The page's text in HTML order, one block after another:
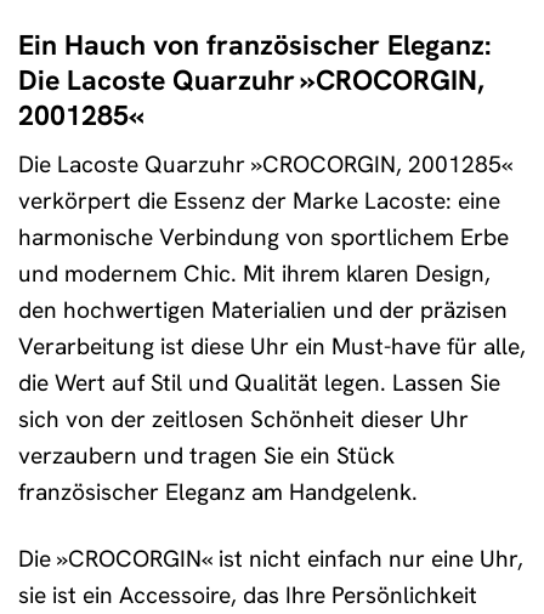
Ein Hauch von französischer Eleganz:
Die Lacoste Quarzuhr »CROCORGIN,
2001285«
Die Lacoste Quarzuhr »CROCORGIN, 2001285«
verkörpert die Essenz der Marke Lacoste: eine
harmonische Verbindung von sportlichem Erbe
und modernem Chic. Mit ihrem klaren Design,
den hochwertigen Materialien und der präzisen
Verarbeitung ist diese Uhr ein Must-have für alle,
die Wert auf Stil und Qualität legen. Lassen Sie
sich von der zeitlosen Schönheit dieser Uhr
verzaubern und tragen Sie ein Stück
französischer Eleganz am Handgelenk.
Die »CROCORGIN« ist nicht einfach nur eine Uhr,
sie ist ein Accessoire, das Ihre Persönlichkeit